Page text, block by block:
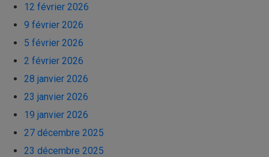
12 février 2026
9 février 2026
5 février 2026
2 février 2026
28 janvier 2026
23 janvier 2026
19 janvier 2026
27 décembre 2025
23 décembre 2025